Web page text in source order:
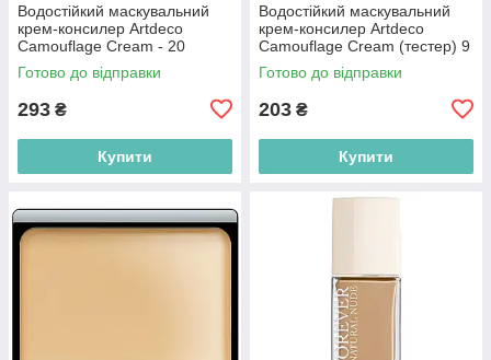
Водостійкий маскувальний
крем-консилер Artdeco
Camouflage Cream - 20
Summer Apricot 4.5g
(4052136006452)
Готово до відправки
293 ₴
Купити
Водостійкий маскувальний
крем-консилер Artdeco
Camouflage Cream (тестер) 9
Soft Cinnamon 4.5g
(4052136018653)
Готово до відправки
203 ₴
Купити